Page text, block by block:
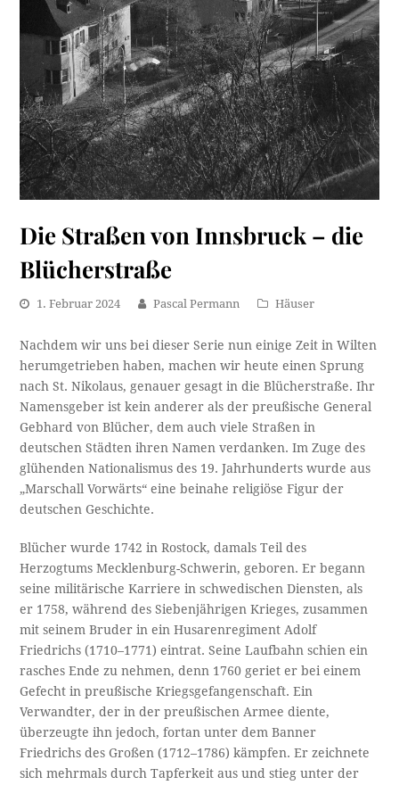
Die Straßen von Innsbruck – die
Blücherstraße
1. Februar 2024 Pascal Permann Häuser
Nachdem wir uns bei dieser Serie nun einige Zeit in Wilten
herumgetrieben haben, machen wir heute einen Sprung
nach St. Nikolaus, genauer gesagt in die Blücherstraße. Ihr
Namensgeber ist kein anderer als der preußische General
Gebhard von Blücher, dem auch viele Straßen in
deutschen Städten ihren Namen verdanken. Im Zuge des
glühenden Nationalismus des 19. Jahrhunderts wurde aus
„Marschall Vorwärts“ eine beinahe religiöse Figur der
deutschen Geschichte.
Blücher wurde 1742 in Rostock, damals Teil des
Herzogtums Mecklenburg-Schwerin, geboren. Er begann
seine militärische Karriere in schwedischen Diensten, als
er 1758, während des Siebenjährigen Krieges, zusammen
mit seinem Bruder in ein Husarenregiment Adolf
Friedrichs (1710–1771) eintrat. Seine Laufbahn schien ein
rasches Ende zu nehmen, denn 1760 geriet er bei einem
Gefecht in preußische Kriegsgefangenschaft. Ein
Verwandter, der in der preußischen Armee diente,
überzeugte ihn jedoch, fortan unter dem Banner
Friedrichs des Großen (1712–1786) kämpfen. Er zeichnete
sich mehrmals durch Tapferkeit aus und stieg unter der